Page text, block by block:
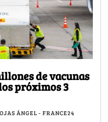
de vacunas
próximos 3
ÁNGEL - FRANCE24